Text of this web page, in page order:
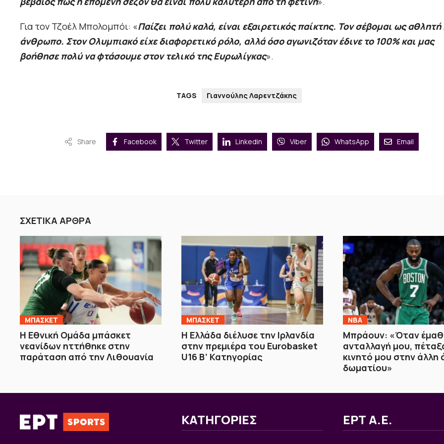
Για τον Τζοέλ Μπολομπόι: «Παίζει πολύ καλά, είναι εξαιρετικός παίκτης. Τον σέβομαι ως αθλητή
άνθρωπο. Στον Ολυμπιακό είχε διαφορετικό ρόλο, αλλά όσο αγωνιζόταν έδινε το 100% και μας
βοήθησε πολύ να φτάσουμε στον τελικό της Ευρωλίγκας».
TAGS Γιαννούλης Λαρεντζάκης
Share Facebook Twitter Linkedin Viber WhatsApp Email
ΣΧΕΤΙΚΑ ΑΡΘΡΑ
ΜΠΑΣΚΕΤ
Η Εθνική Ομάδα μπάσκετ
νεανίδων ηττήθηκε στην
παράταση από την Λιθουανία
ΜΠΑΣΚΕΤ
Η Ελλάδα διέλυσε την Ιρλανδία
στην πρεμιέρα του Eurobasket
U16 Β’ Κατηγορίας
NBA
Μπράουν: «Όταν
ανταλλαγή μου,
κινητό μου στην άλλη
δωματίου»
ΚΑΤΗΓΟΡΙΕΣ ΕΡΤ Α.Ε.